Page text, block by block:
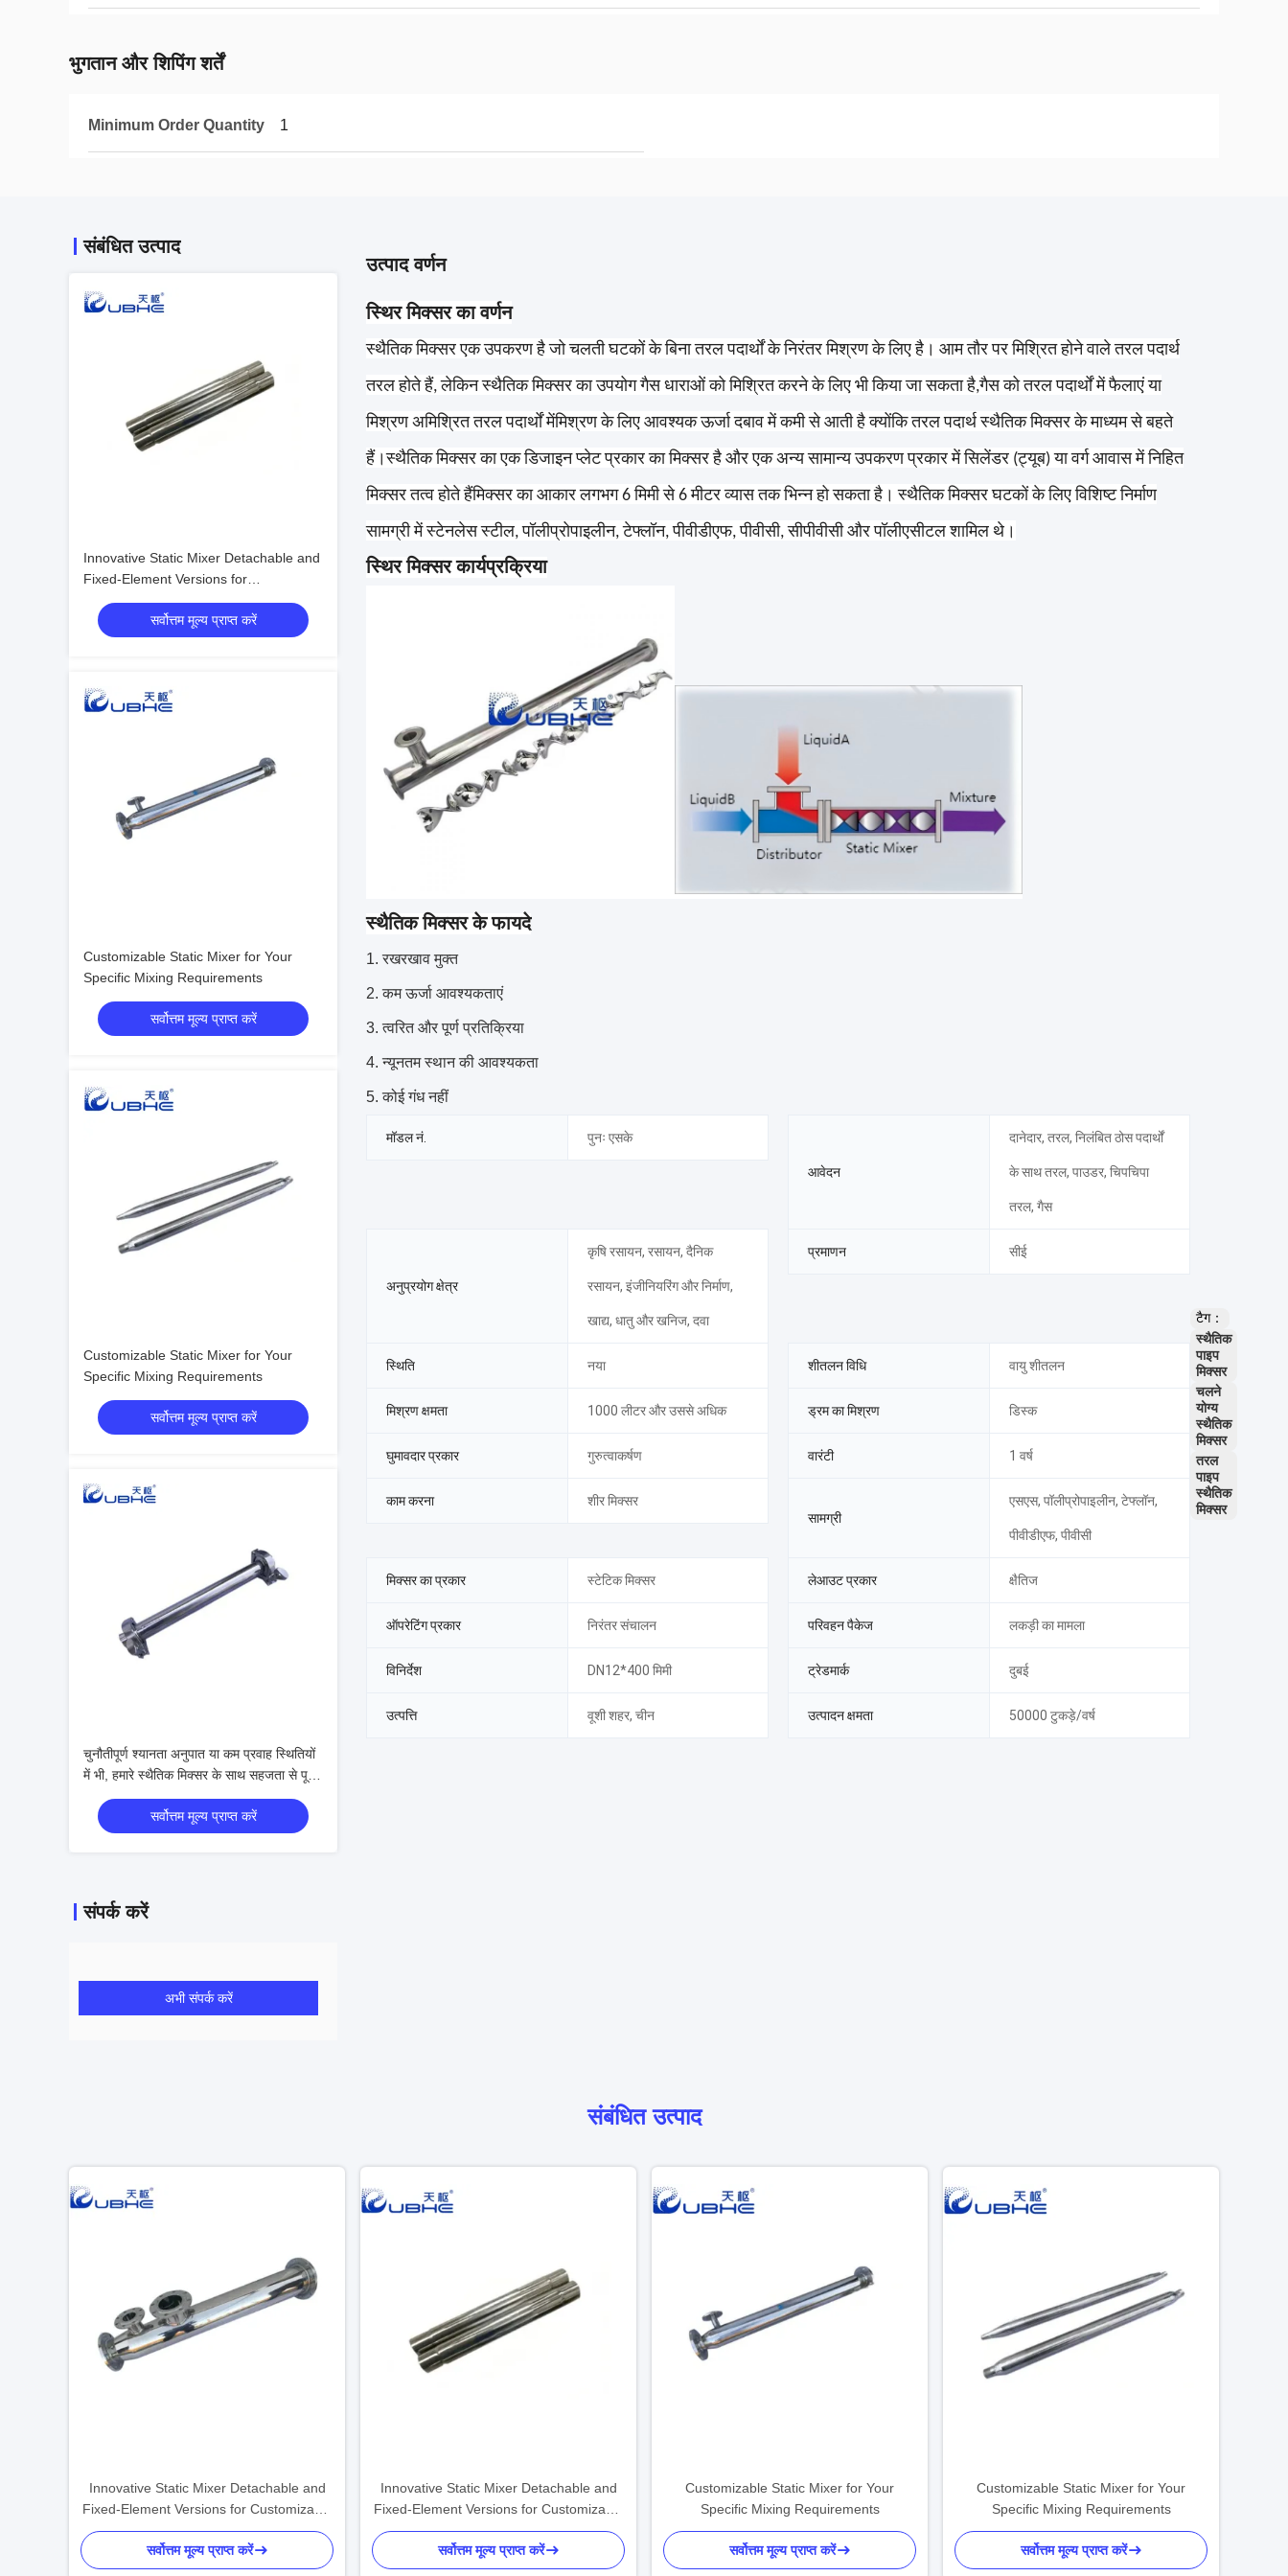
भुगतान और शिपिंग शर्तें
Minimum Order Quantity 1
संबंधित उत्पाद
Innovative Static Mixer Detachable and
Fixed-Element Versions for
Customizable Surface Treatment
सर्वोत्तम मूल्य प्राप्त करें
Customizable Static Mixer for Your
Specific Mixing Requirements
सर्वोत्तम मूल्य प्राप्त करें
Customizable Static Mixer for Your
Specific Mixing Requirements
सर्वोत्तम मूल्य प्राप्त करें
चुनौतीपूर्ण श्यानता अनुपात या कम प्रवाह स्थितियों
में भी, हमारे स्थैतिक मिक्सर के साथ सहजता से पूर्ण
एकरूपता प्राप्त करें
सर्वोत्तम मूल्य प्राप्त करें
संपर्क करें
अभी संपर्क करें
उत्पाद वर्णन
स्थिर मिक्सर का वर्णन
स्थैतिक मिक्सर एक उपकरण है जो चलती घटकों के बिना तरल पदार्थों के निरंतर मिश्रण के लिए है। आम तौर पर मिश्रित होने वाले तरल पदार्थ
तरल होते हैं, लेकिन स्थैतिक मिक्सर का उपयोग गैस धाराओं को मिश्रित करने के लिए भी किया जा सकता है,गैस को तरल पदार्थों में फैलाएं या
मिश्रण अमिश्रित तरल पदार्थों मेंमिश्रण के लिए आवश्यक ऊर्जा दबाव में कमी से आती है क्योंकि तरल पदार्थ स्थैतिक मिक्सर के माध्यम से बहते
हैं।स्थैतिक मिक्सर का एक डिजाइन प्लेट प्रकार का मिक्सर है और एक अन्य सामान्य उपकरण प्रकार में सिलेंडर (ट्यूब) या वर्ग आवास में निहित
मिक्सर तत्व होते हैंमिक्सर का आकार लगभग 6 मिमी से 6 मीटर व्यास तक भिन्न हो सकता है। स्थैतिक मिक्सर घटकों के लिए विशिष्ट निर्माण
सामग्री में स्टेनलेस स्टील, पॉलीप्रोपाइलीन, टेफ्लॉन, पीवीडीएफ, पीवीसी, सीपीवीसी और पॉलीएसीटल शामिल थे।
स्थिर मिक्सर कार्यप्रक्रिया
स्थैतिक मिक्सर के फायदे
रखरखाव मुक्त
कम ऊर्जा आवश्यकताएं
त्वरित और पूर्ण प्रतिक्रिया
न्यूनतम स्थान की आवश्यकता
कोई गंध नहीं
मॉडल नं. पुनः एसके
आवेदन
दानेदार, तरल, निलंबित ठोस पदार्थों
के साथ तरल, पाउडर, चिपचिपा
तरल, गैस
अनुप्रयोग क्षेत्र
कृषि रसायन, रसायन, दैनिक
रसायन, इंजीनियरिंग और निर्माण,
खाद्य, धातु और खनिज, दवा
प्रमाणन सीई
स्थिति नया शीतलन विधि वायु शीतलन
मिश्रण क्षमता 1000 लीटर और उससे अधिक ड्रम का मिश्रण डिस्क
घुमावदार प्रकार गुरुत्वाकर्षण वारंटी 1 वर्ष
काम करना
शीर मिक्सर
सामग्री
एसएस, पॉलीप्रोपाइलीन, टेफ्लॉन,
पीवीडीएफ, पीवीसी
मिक्सर का प्रकार स्टेटिक मिक्सर लेआउट प्रकार क्षैतिज
ऑपरेटिंग प्रकार निरंतर संचालन परिवहन पैकेज लकड़ी का मामला
विनिर्देश DN12*400 मिमी ट्रेडमार्क दुबई
उत्पत्ति वूशी शहर, चीन उत्पादन क्षमता 50000 टुकड़े/वर्ष
टैग：
स्थैतिक
पाइप
मिक्सर
चलने
योग्य
स्थैतिक
मिक्सर
तरल
पाइप
स्थैतिक
मिक्सर
संबंधित उत्पाद
Innovative Static Mixer Detachable and
Fixed-Element Versions for Customizable
Surface Treatment
सर्वोत्तम मूल्य प्राप्त करें
Innovative Static Mixer Detachable and
Fixed-Element Versions for Customizable
Surface Treatment
सर्वोत्तम मूल्य प्राप्त करें
Customizable Static Mixer for Your
Specific Mixing Requirements
सर्वोत्तम मूल्य प्राप्त करें
Customizable Static Mixer for Your
Specific Mixing Requirements
सर्वोत्तम मूल्य प्राप्त करें